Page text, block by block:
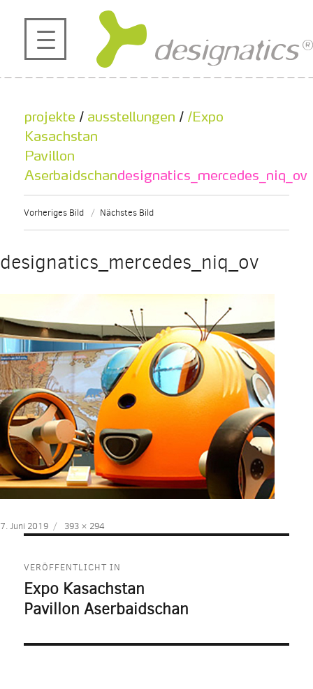
profil
projekte
kontakt
referenzen
de | en
projekte / ausstellungen / /Expo
Kasachstan
Pavillon
Aserbaidschandesignatics_mercedes_niq_ov
Vorheriges Bild Nächstes Bild
designatics_mercedes_niq_ov
Veröffentlicht
7. Juni 2019
Volle
Größe
393 × 294
VERÖFFENTLICHT IN
Expo Kasachstan
Pavillon Aserbaidschan